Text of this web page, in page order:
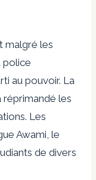
malgré les
police
au pouvoir. La
réprimandé les
Les
Awami, le
de divers